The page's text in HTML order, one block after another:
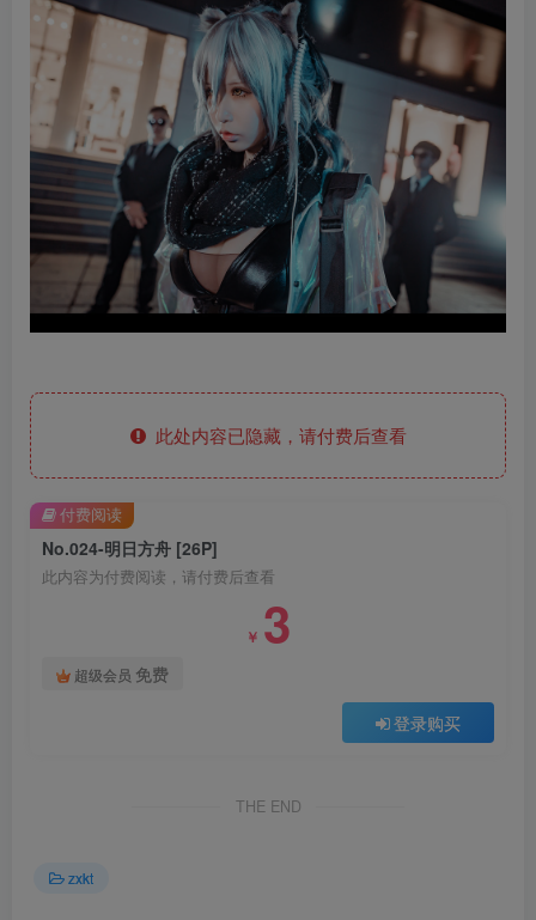
此处内容已隐藏，请付费后查看
No.024-明日方舟 [26P]
此内容为付费阅读，请付费后查看
￥ 3
超级会员 免费
登录购买
付费阅读
THE END
zxkt